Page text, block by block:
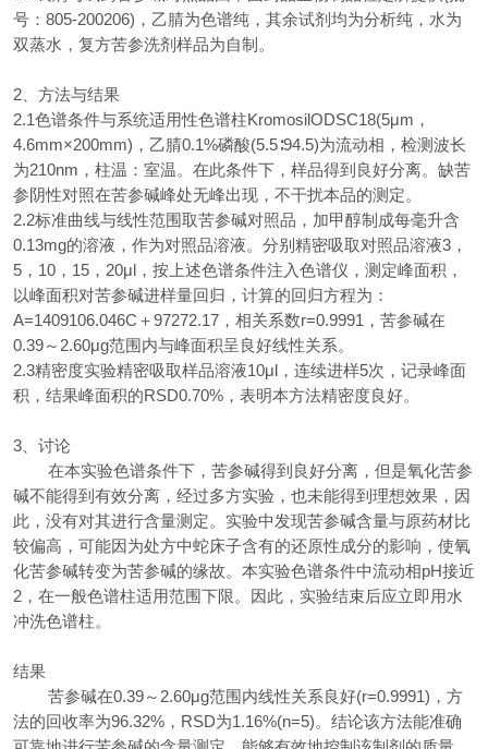
号：805-200206)，乙腈为色谱纯，其余试剂均为分析纯，水为
双蒸水，复方苦参洗剂样品为自制。
2、方法与结果
2.1色谱条件与系统适用性色谱柱KromosilODSC18(5μm，
4.6mm×200mm)，乙腈0.1%磷酸(5.5∶94.5)为流动相，检测波长
为210nm，柱温：室温。在此条件下，样品得到良好分离。缺苦
参阴性对照在苦参碱峰处无峰出现，不干扰本品的测定。
2.2标准曲线与线性范围取苦参碱对照品，加甲醇制成每毫升含
0.13mg的溶液，作为对照品溶液。分别精密吸取对照品溶液3，
5，10，15，20μl，按上述色谱条件注入色谱仪，测定峰面积，
以峰面积对苦参碱进样量回归，计算的回归方程为：
A=1409106.046C＋97272.17，相关系数r=0.9991，苦参碱在
0.39～2.60μg范围内与峰面积呈良好线性关系。
2.3精密度实验精密吸取样品溶液10μl，连续进样5次，记录峰面
积，结果峰面积的RSD0.70%，表明本方法精密度良好。
3、讨论
在本实验色谱条件下，苦参碱得到良好分离，但是氧化苦参
碱不能得到有效分离，经过多方实验，也未能得到理想效果，因
此，没有对其进行含量测定。实验中发现苦参碱含量与原药材比
较偏高，可能因为处方中蛇床子含有的还原性成分的影响，使氧
化苦参碱转变为苦参碱的缘故。本实验色谱条件中流动相pH接近
2，在一般色谱柱适用范围下限。因此，实验结束后应立即用水
冲洗色谱柱。
结果
苦参碱在0.39～2.60μg范围内线性关系良好(r=0.9991)，方
法的回收率为96.32%，RSD为1.16%(n=5)。结论该方法能准确